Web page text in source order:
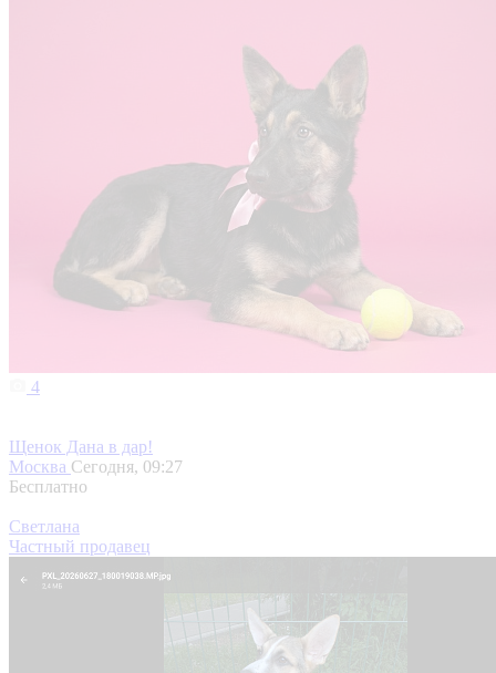
4
Щенок Дана в дар!
Москва Сегодня, 09:27
Бесплатно
Светлана
Частный продавец